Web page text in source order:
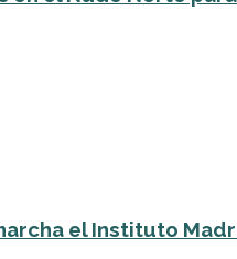
el Instituto